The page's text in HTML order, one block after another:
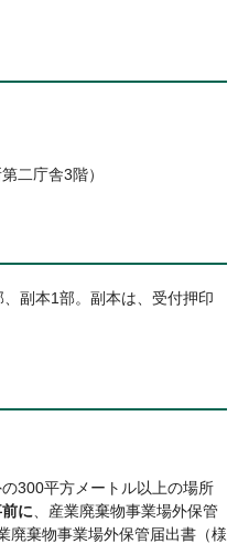
二庁舎3階）
、副本1部。副本は、受付押印
300平方メートル以上の場所
に 、産業廃棄物事業場外保管
廃棄物事業場外保管届出書（様